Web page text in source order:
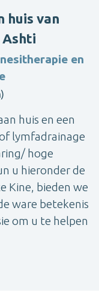
huis van
en
huis en een
lymfadrainage
hoge
u hieronder de
Kine, bieden we
ware betekenis
om u te helpen